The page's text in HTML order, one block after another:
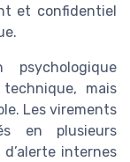
et confidentiel
mais
Les virements
en plusieurs
internes